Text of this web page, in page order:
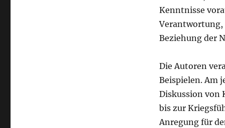
Kenntnisse
Verantwortung,
Beziehung der
Die Autoren
Beispielen. Am
Diskussion von
bis zur
Anregung für